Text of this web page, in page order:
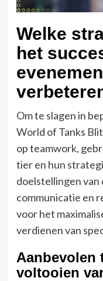
Welke
het
Om te slagen in
World of Tanks
op teamwork,
tier en hun
doelstellingen van
communicatie en
voor het
verdienen van
Aanbevolen
voltooien